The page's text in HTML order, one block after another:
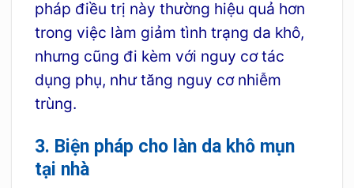
pháp điều trị này thường hiệu quả hơn
trong việc làm giảm tình trạng da khô,
nhưng cũng đi kèm với nguy cơ tác
dụng phụ, như tăng nguy cơ nhiễm
trùng.
3. Biện pháp cho làn da khô mụn
tại nhà